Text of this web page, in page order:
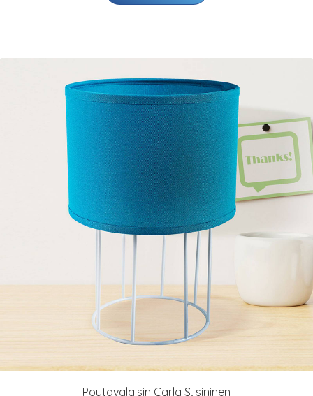
Pöytävalaisin Carla S, sininen